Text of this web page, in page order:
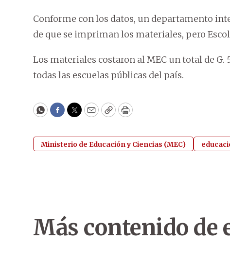
Conforme con los datos, un departamento
de que se impriman los materiales, pero
Los materiales costaron al MEC un total de
todas las escuelas públicas del país.
WhatsApp
Facebook
Twitter
EmailCopyPrint
Ministerio de Educación y Ciencias (MEC)
Más contenido de